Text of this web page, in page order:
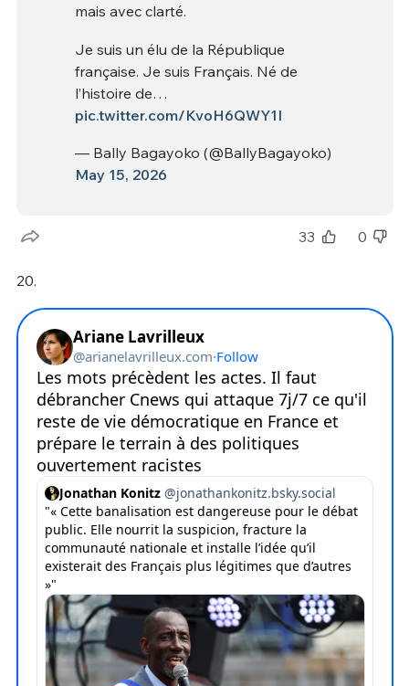
mais avec clarté.
Je suis un élu de la République
française. Je suis Français. Né de
l’histoire de…
pic.twitter.com/KvoH6QWY1I
— Bally Bagayoko (@BallyBagayoko)
May 15, 2026
33 0
20.